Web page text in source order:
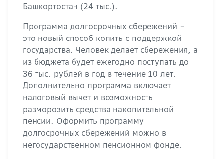
Башкортостан (24 тыс.).
Программа долгосрочных сбережений –
это новый способ копить с поддержкой
государства. Человек делает сбережения, а
из бюджета будет ежегодно поступать до
36 тыс. рублей в год в течение 10 лет.
Дополнительно программа включает
налоговый вычет и возможность
разморозить средства накопительной
пенсии. Оформить программу
долгосрочных сбережений можно в
негосударственном пенсионном фонде.